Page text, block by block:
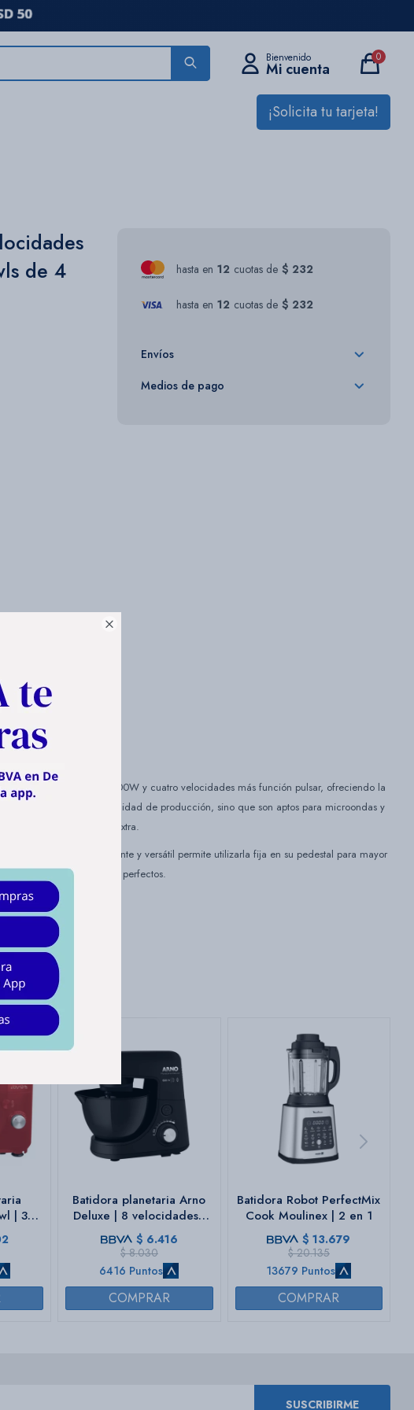

¡Solicita tu tarjeta!
0
de 4
hasta en 12 cuotas de $ 232
hasta en 12 cuotas de $ 232
Envíos
Medios de pago
con un motor de 400W y cuatro velocidades más función pulsar, ofreciendo la
solo duplican tu capacidad de producción, sino que son aptos para microondas y
sin ensuciar vajilla extra.
Su diseño inteligente y versátil permite utilizarla fija en su pedestal para mayor
para lograr merengues perfectos.
| 3
Color
Batidora planetaria Arno
Deluxe | 8 velocidades |
Bowl de 4,1 Lts.
$ 6.416
$ 8.030
6416 Puntos
Batidora Robot PerfectMix
Cook Moulinex | 2 en 1
$ 13.679
$ 20.135
13679 Puntos
SUSCRIBIRME